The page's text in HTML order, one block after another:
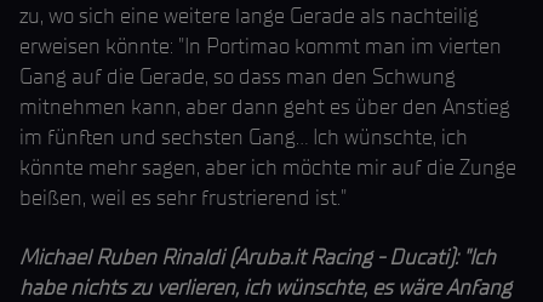
zu, wo sich eine weitere lange Gerade als nachteilig
erweisen könnte: "In Portimao kommt man im vierten
Gang auf die Gerade, so dass man den Schwung
mitnehmen kann, aber dann geht es über den Anstieg
im fünften und sechsten Gang... Ich wünschte, ich
könnte mehr sagen, aber ich möchte mir auf die Zunge
beißen, weil es sehr frustrierend ist."
Michael Ruben Rinaldi (Aruba.it Racing - Ducati): "Ich
habe nichts zu verlieren, ich wünschte, es wäre Anfang